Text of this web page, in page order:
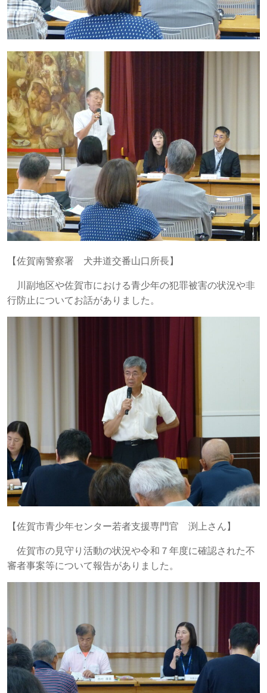
【佐賀南警察署 犬井道交番山口所長】
川副地区や佐賀市における青少年の犯罪被害の状況や非
行防止についてお話がありました。
【佐賀市青少年センター若者支援専門官 渕上さん】
佐賀市の見守り活動の状況や令和７年度に確認された不
審者事案等について報告がありました。